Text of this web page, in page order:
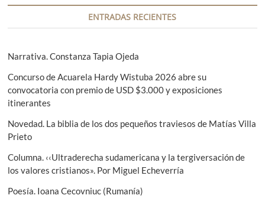
i
ó
n
d
e
e
n
t
n
e
i
o
r
s
i
e
n
ENTRADAS RECIENTES
Narrativa. Constanza Tapia Ojeda
Concurso de Acuarela Hardy Wistuba 2026 abre su
convocatoria con premio de USD $3.000 y exposiciones
itinerantes
Novedad. La biblia de los dos pequeños traviesos de Matías Villa
Prieto
Columna. ‹‹Ultraderecha sudamericana y la tergiversación de
los valores cristianos». Por Miguel Echeverría
Poesía. Ioana Cecovniuc (Rumanía)